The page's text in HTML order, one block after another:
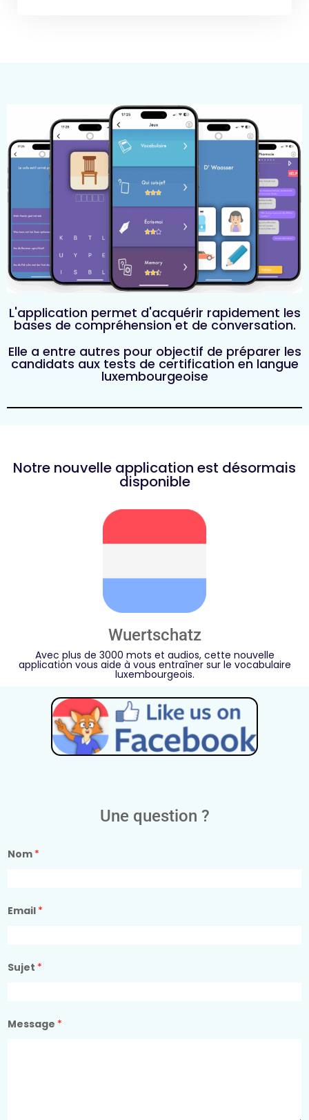
L'application permet d'acquérir rapidement les
bases de compréhension et de conversation.​
Elle a entre autres pour objectif de préparer les
candidats aux tests de certification en langue
luxembourgeoise​
Notre nouvelle application est désormais
disponible
Wuertschatz
Avec plus de 3000 mots et audios, cette nouvelle
application vous aide à vous entraîner sur le vocabulaire
luxembourgeois.
Une question ?
Nom *
Email *
Sujet *
Message *